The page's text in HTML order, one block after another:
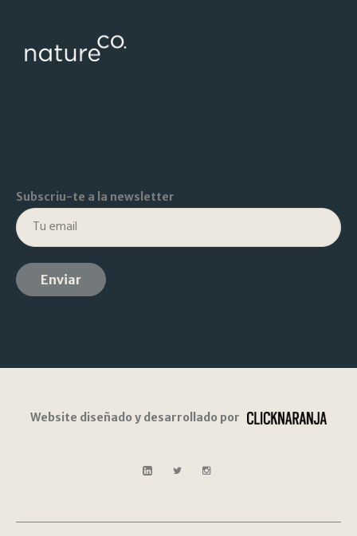
Subscriu-te a la newsletter
Website diseñado y desarrollado por